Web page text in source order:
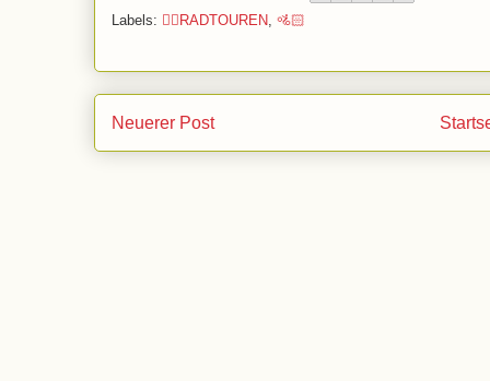
Labels: 🚴‍♂️RADTOUREN 🚵🏻
Neuerer Post